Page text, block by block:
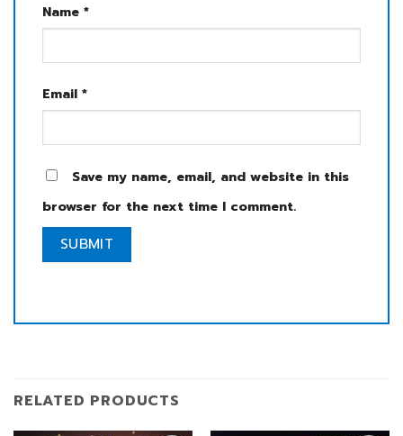
Name *
Email *
Save my name, email, and website in this
browser for the next time I comment.
RELATED PRODUCTS